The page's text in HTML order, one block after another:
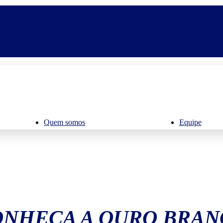
Quem somos Equipe
A OURO